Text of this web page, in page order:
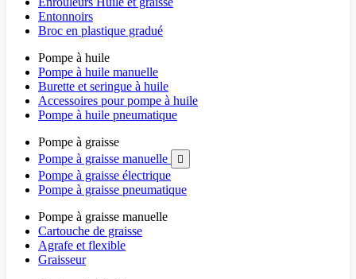
Entonnoirs
Broc en plastique gradué
Pompe à huile
Pompe à huile manuelle
Burette et seringue à huile
Accessoires pour pompe à huile
Pompe à huile pneumatique
Pompe à graisse
Pompe à graisse manuelle

Pompe à graisse électrique
Pompe à graisse pneumatique
Pompe à graisse manuelle
Cartouche de graisse
Agrafe et flexible
Graisseur